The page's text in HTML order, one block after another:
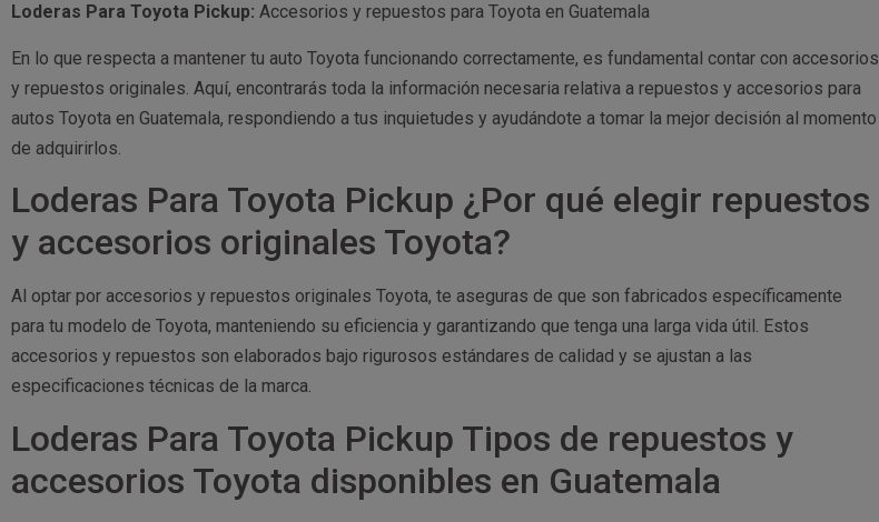
Loderas Para Toyota Pickup: Accesorios y repuestos para Toyota en Guatemala
En lo que respecta a mantener tu auto Toyota funcionando correctamente, es fundamental contar con accesorios
y repuestos originales. Aquí, encontrarás toda la información necesaria relativa a repuestos y accesorios para
autos Toyota en Guatemala, respondiendo a tus inquietudes y ayudándote a tomar la mejor decisión al momento
de adquirirlos.
Loderas Para Toyota Pickup ¿Por qué elegir repuestos
y accesorios originales Toyota?
Al optar por accesorios y repuestos originales Toyota, te aseguras de que son fabricados específicamente
para tu modelo de Toyota, manteniendo su eficiencia y garantizando que tenga una larga vida útil. Estos
accesorios y repuestos son elaborados bajo rigurosos estándares de calidad y se ajustan a las
especificaciones técnicas de la marca.
Loderas Para Toyota Pickup Tipos de repuestos y
accesorios Toyota disponibles en Guatemala